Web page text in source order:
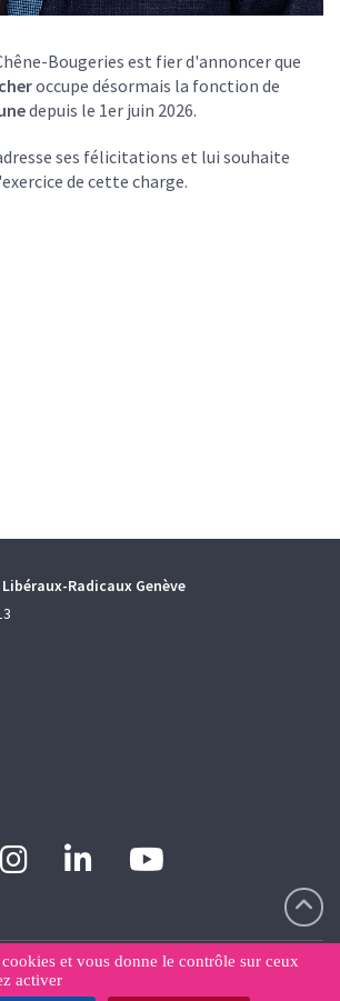
Bougeries est fier d'annoncer que
occupe désormais la fonction de
depuis le 1er juin 2026.
ses félicitations et lui souhaite
de cette charge.
Radicaux Genève
Sitemap
Déclaration de confidentialité
Gestion des données
et vous donne le contrôle sur ceux
activer